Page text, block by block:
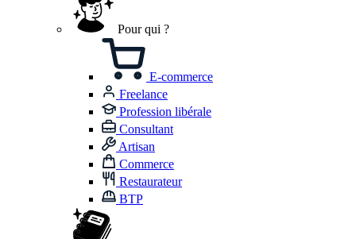
Pour qui ?
E-commerce
Freelance
Profession libérale
Consultant
Artisan
Commerce
Restaurateur
BTP